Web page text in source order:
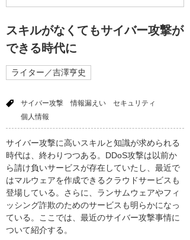
スキルがなくてもサイバー攻撃が
できる時代に
ライター／吉澤亨史
サイバー攻撃 情報漏えい
セキュリティ
個人情報
サイバー攻撃に高いスキルと知識が求められる
時代は、終わりつつある。DDoS攻撃は以前か
ら請け負いサービスが存在していたし、最近で
はマルウェアを作成できるクラウドサービスも
登場している。さらに、ランサムウェアやフィ
ッシング詐欺のためのサービスも明らかになっ
ている。ここでは、最近のサイバー攻撃事情に
ついて紹介する。